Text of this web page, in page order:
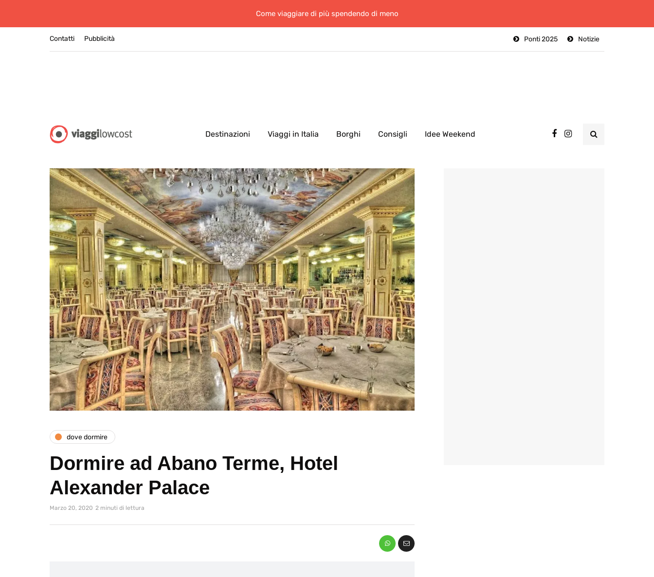
Come viaggiare di più spendendo di meno
Contatti Notizie
Ponti 2025
Pubblicità
Destinazioni Viaggi in Italia Borghi Consigli Idee Weekend
dove dormire
Dormire ad Abano Terme, Hotel
Alexander Palace
Marzo 20, 2020 2 minuti di lettura